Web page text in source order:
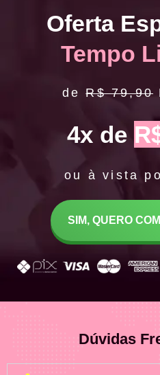
Oferta
Tempo
deR$ 79,90
4x de
ou à vista
SIM, QUERO
Dúvidas